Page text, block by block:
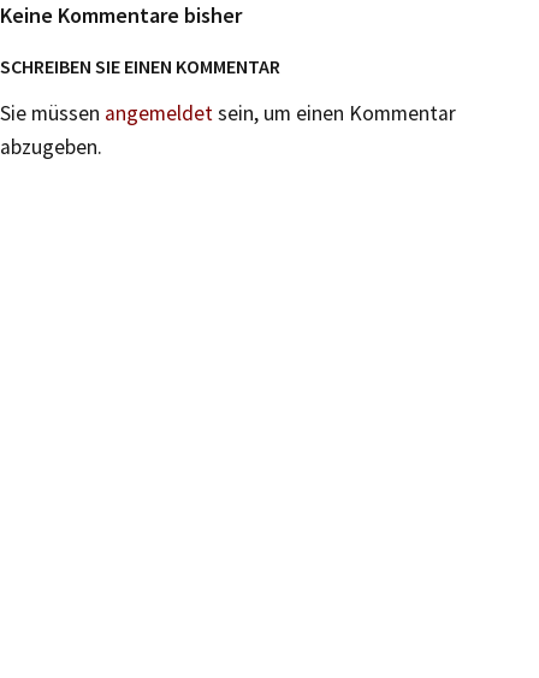
Keine Kommentare bisher
SCHREIBEN SIE EINEN KOMMENTAR
Sie müssen angemeldetsein, um einen Kommentar
abzugeben.